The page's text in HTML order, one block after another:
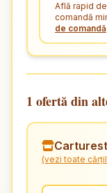
Află rapid
comandă
de comandă
1 ofertă din
(vezi toate